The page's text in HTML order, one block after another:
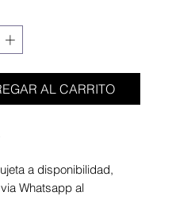
AL CARRITO
a disponibilidad,
Whatsapp al